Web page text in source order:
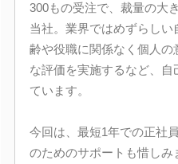
300もの受注で、裁量の大
当社。業界ではめずらし
齢や役職に関係なく個人
な評価を実施するなど、
ています。
今回は、最短1年での正社
のためのサポートも惜しみ